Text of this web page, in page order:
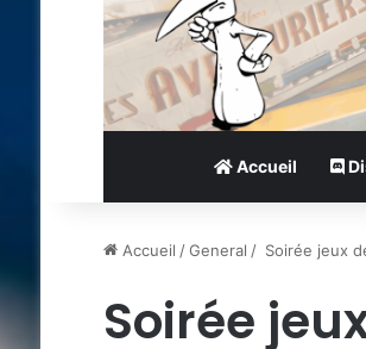
Accueil
Accueil /General / Soirée jeux
Soirée